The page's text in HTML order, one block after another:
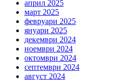
април 2025
март 2025
февруари 2025
януари 2025
декември 2024
ноември 2024
октомври 2024
септември 2024
август 2024